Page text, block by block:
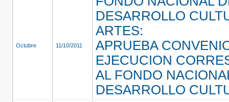
Octubre 11/10/2011
DESARROLLO
ARTES:
APRUEBA
EJECUCION
AL FONDO
DESARROLLO